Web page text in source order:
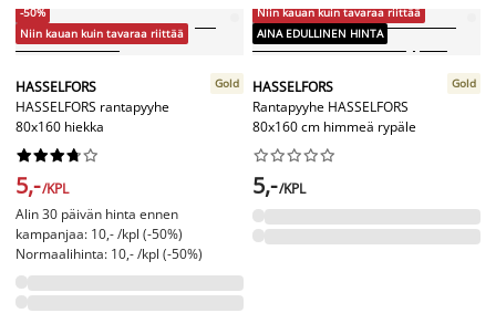
-50%
Niin kauan kuin tavaraa riittää
HASSELFORS
HASSELFORS rantapyyhe
80x160 hiekka
Gold






5,-/KPL
Alin 30 päivän hinta ennen
kampanjaa: 10,- /kpl (-50%)
Normaalihinta: 10,- /kpl (-50%)
Niin kauan kuin tavaraa riittää
AINA EDULLINEN HINTA
HASSELFORS
Rantapyyhe HASSELFORS
80x160 cm himmeä rypäle
Gold






5,-/KPL